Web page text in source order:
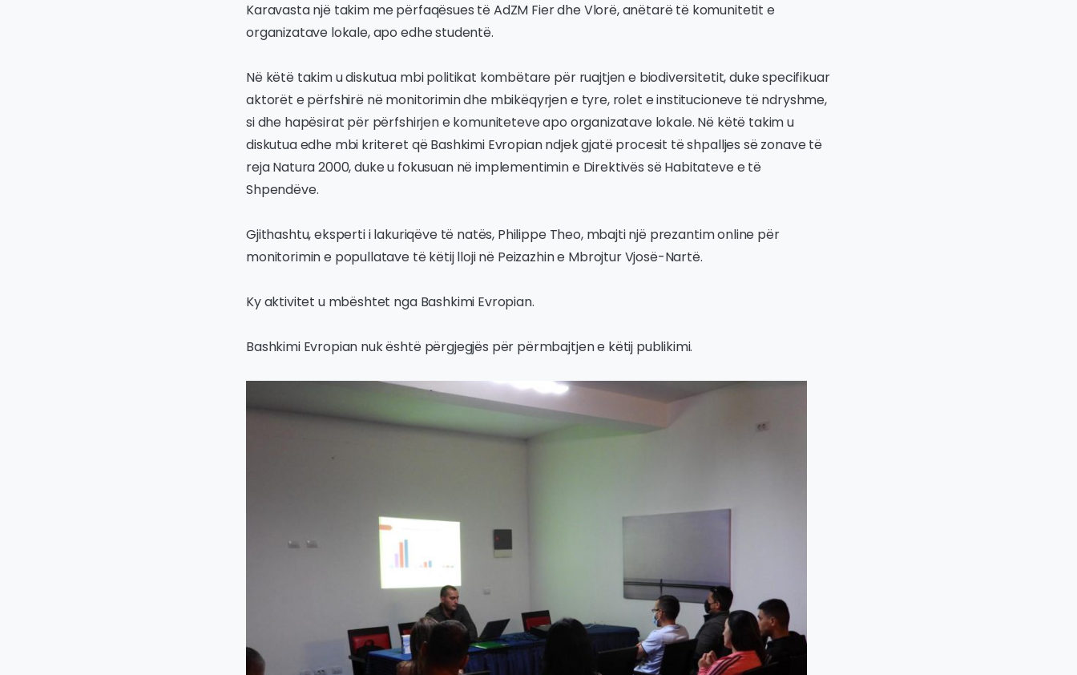
Karavasta një takim me përfaqësues të AdZM Fier dhe Vlorë, anëtarë të komunitetit e
organizatave lokale, apo edhe studentë.
Në këtë takim u diskutua mbi politikat kombëtare për ruajtjen e biodiversitetit, duke specifikuar
aktorët e përfshirë në monitorimin dhe mbikëqyrjen e tyre, rolet e institucioneve të ndryshme,
si dhe hapësirat për përfshirjen e komuniteteve apo organizatave lokale. Në këtë takim u
diskutua edhe mbi kriteret që Bashkimi Evropian ndjek gjatë procesit të shpalljes së zonave të
reja Natura 2000, duke u fokusuan në implementimin e Direktivës së Habitateve e të
Shpendëve.
Gjithashtu, eksperti i lakuriqëve të natës, Philippe Theo, mbajti një prezantim online për
monitorimin e popullatave të këtij lloji në Peizazhin e Mbrojtur Vjosë-Nartë.
Ky aktivitet u mbështet nga Bashkimi Evropian.
Bashkimi Evropian nuk është përgjegjës për përmbajtjen e këtij publikimi.